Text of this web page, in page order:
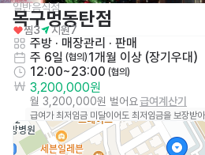
일반음식점
목구멍동탄점
찜3 지원7
주방 · 매장관리 · 판매
주 6일 (협의) 1개월 이상 (장기우대)
12:00~23:00 (협의)
3,200,000원
월 3,200,000원 벌어요급여계산기
급여가 최저임금 미달이어도 최저임금을 보장받